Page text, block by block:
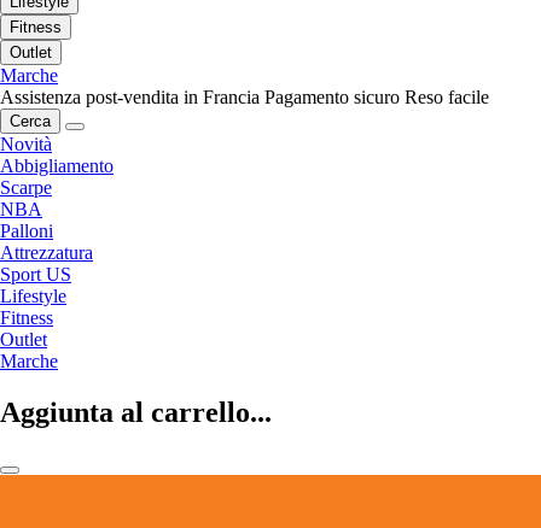
Fitness
Outlet
Marche
Assistenza post-vendita in Francia Pagamento sicuro Reso facile
Cerca
Novità
Abbigliamento
Scarpe
NBA
Palloni
Attrezzatura
Sport US
Lifestyle
Fitness
Outlet
Marche
Aggiunta al carrello...